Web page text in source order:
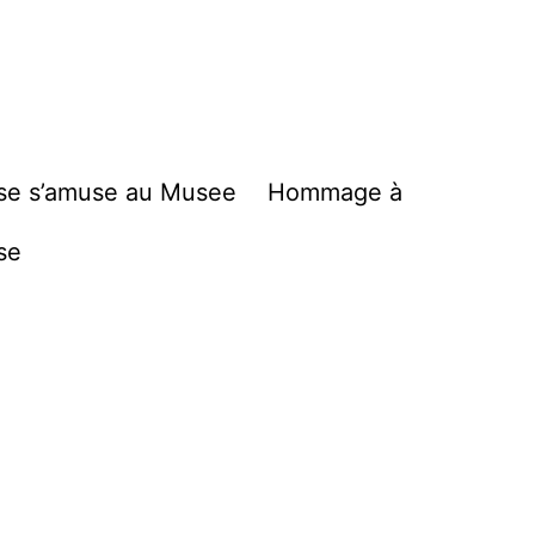
s’amuse au Musee Hommage à